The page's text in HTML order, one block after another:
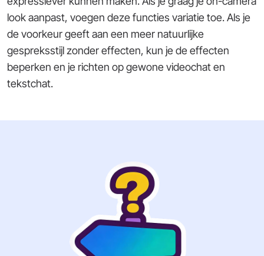
look aanpast, voegen deze functies variatie toe. Als je
de voorkeur geeft aan een meer natuurlijke
gespreksstijl zonder effecten, kun je de effecten
beperken en je richten op gewone videochat en
tekstchat.